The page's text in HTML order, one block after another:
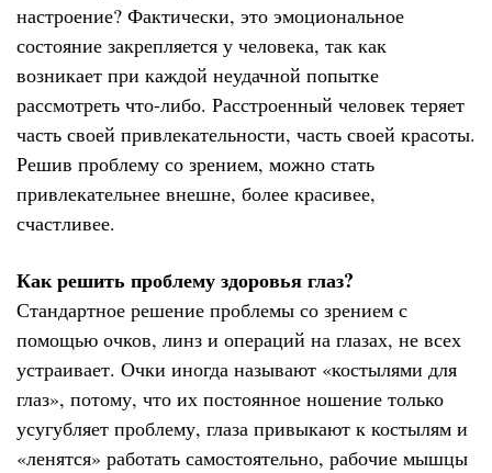
настроение? Фактически, это эмоциональное
состояние закрепляется у человека, так как
возникает при каждой неудачной попытке
рассмотреть что-либо. Расстроенный человек теряет
часть своей привлекательности, часть своей красоты.
Решив проблему со зрением, можно стать
привлекательнее внешне, более красивее,
счастливее.
Как решить проблему здоровья глаз?
Стандартное решение проблемы со зрением с
помощью очков, линз и операций на глазах, не всех
устраивает. Очки иногда называют «костылями для
глаз», потому, что их постоянное ношение только
усугубляет проблему, глаза привыкают к костылям и
«ленятся» работать самостоятельно, рабочие мышцы